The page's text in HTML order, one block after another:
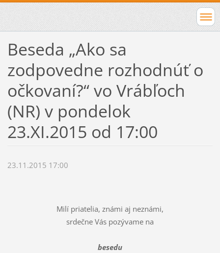
Beseda „Ako sa
zodpovedne rozhodnúť o
očkovaní?“ vo Vrábľoch
(NR) v pondelok
23.XI.2015 od 17:00
23.11.2015 17:00
Milí priatelia, známi aj neznámi,
srdečne Vás pozývame na
besedu